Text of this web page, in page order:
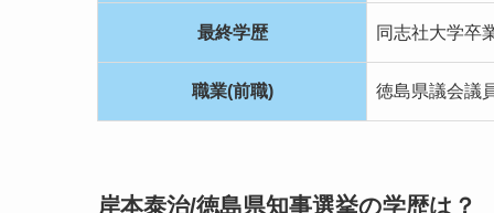
最終学歴 同志社大学卒
職業(前職) 徳島県議会議
岸本泰治/徳島県知事選挙の学歴は？